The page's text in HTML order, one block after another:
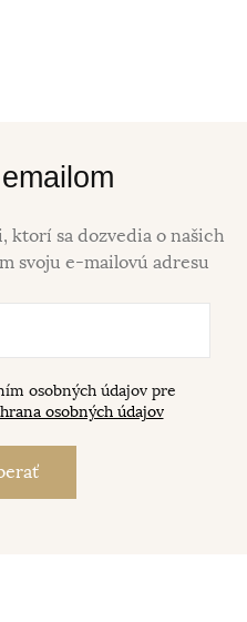
ktorí sa dozvedia o našich
svoju e-mailovú adresu
osobných údajov pre
osobných údajov